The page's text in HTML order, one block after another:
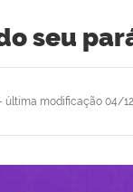
seu
última modificação 04/